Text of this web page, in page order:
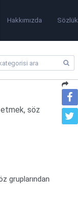
Hakkımızda Sözlük
söz
gruplarından